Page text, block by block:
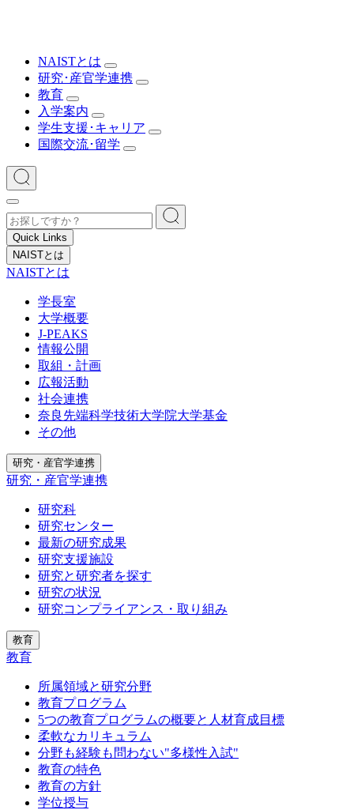
NAISTとは
研究･産官学連携
教育
入学案内
学生支援･キャリア
国際交流･留学
Quick Links
NAISTとは
NAISTとは
学長室
大学概要
J-PEAKS
情報公開
取組・計画
広報活動
社会連携
奈良先端科学技術大学院大学基金
その他
研究・産官学連携
研究・産官学連携
研究科
研究センター
最新の研究成果
研究支援施設
研究と研究者を探す
研究の状況
研究コンプライアンス・取り組み
教育
教育
所属領域と研究分野
教育プログラム
5つの教育プログラムの概要と人材育成目標
柔軟なカリキュラム
分野も経験も問わない"多様性入試"
教育の特色
教育の方針
学位授与